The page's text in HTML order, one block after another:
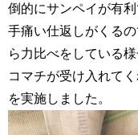
倒的にサンペイが有
手痛い仕返しがくる
ら力比べをしている様
コマチが受け入れて
を実施しました。